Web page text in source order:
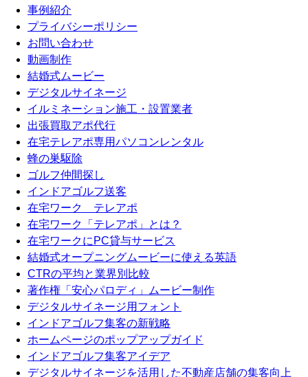
事例紹介
プライバシーポリシー
お問い合わせ
動画制作
結婚式ムービー
デジタルサイネージ
イルミネーション施工・設置業者
出張買取アポ代行
在宅テレアポ専用パソコンレンタル
蜂の巣駆除
ゴルフ仲間探し
インドアゴルフ送客
在宅ワーク テレアポ
在宅ワーク「テレアポ」とは？
在宅ワークにPC貸与サービス
結婚式オープニングムービーに使える英語
CTRの平均と業界別比較
著作権「安心パロディ」ムービー制作
デジタルサイネージ用フォント
インドアゴルフ集客の新戦略
ホームページのポップアップガイド
インドアゴルフ集客アイデア
デジタルサイネージを活用した不動産店舗の集客向上